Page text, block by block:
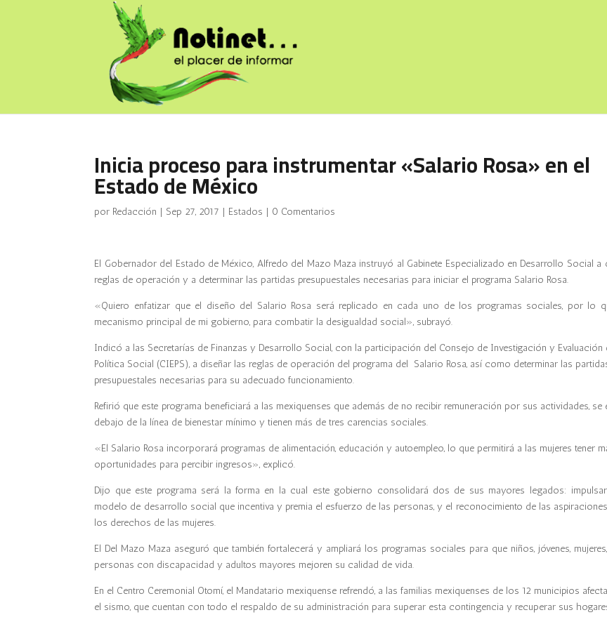
Inicia proceso para instrumentar «Salario Rosa» en el
Estado de México
por Redacción | Sep 27, 2017 | Estados | 0 Comentarios
El Gobernador del Estado de México, Alfredo del Mazo Maza instruyó al Gabinete Especializado en Desarrollo Social a
reglas de operación y a determinar las partidas presupuestales necesarias para iniciar el programa Salario Rosa.
«Quiero enfatizar que el diseño del Salario Rosa será replicado en cada uno de los programas sociales, por lo
mecanismo principal de mi gobierno, para combatir la desigualdad social», subrayó.
Indicó a las Secretarías de Finanzas y Desarrollo Social, con la participación del Consejo de Investigación y Evaluación
Política Social (CIEPS), a diseñar las reglas de operación del programa del Salario Rosa, así como determinar las
presupuestales necesarias para su adecuado funcionamiento.
Refirió que este programa beneficiará a las mexiquenses que además de no recibir remuneración por sus actividades, se
debajo de la línea de bienestar mínimo y tienen más de tres carencias sociales.
«El Salario Rosa incorporará programas de alimentación, educación y autoempleo, lo que permitirá a las mujeres tener
oportunidades para percibir ingresos», explicó.
Dijo que este programa será la forma en la cual este gobierno consolidará dos de sus mayores legados:
modelo de desarrollo social que incentiva y premia el esfuerzo de las personas, y el reconocimiento de las
los derechos de las mujeres.
El Del Mazo Maza aseguró que también fortalecerá y ampliará los programas sociales para que niños, jóvenes,
personas con discapacidad y adultos mayores mejoren su calidad de vida.
En el Centro Ceremonial Otomí, el Mandatario mexiquense refrendó, a las familias mexiquenses de los 12 municipios
el sismo, que cuentan con todo el respaldo de su administración para superar esta contingencia y recuperar sus